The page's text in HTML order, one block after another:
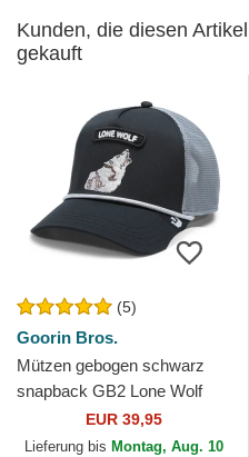
Kunden, die diesen
gekauft
(5)
Goorin Bros.
Mützen gebogen schwarz
snapback GB2 Lone Wolf
The Rocker The Farm Goorin
Bros.
EUR 39,95
Lieferung bis Montag, Aug. 10